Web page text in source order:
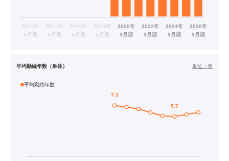
平均勤続年数（単体） 単位： 年
平均勤続年数